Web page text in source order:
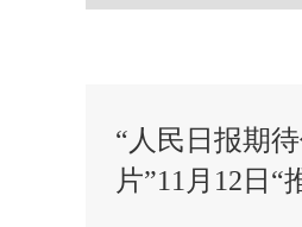
“人民日报期
片”11月12日“